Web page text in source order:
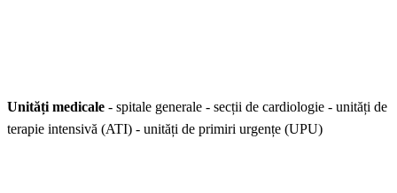
Unități medicale - spitale generale - secții de cardiologie - unități de
terapie intensivă (ATI) - unități de primiri urgențe (UPU)